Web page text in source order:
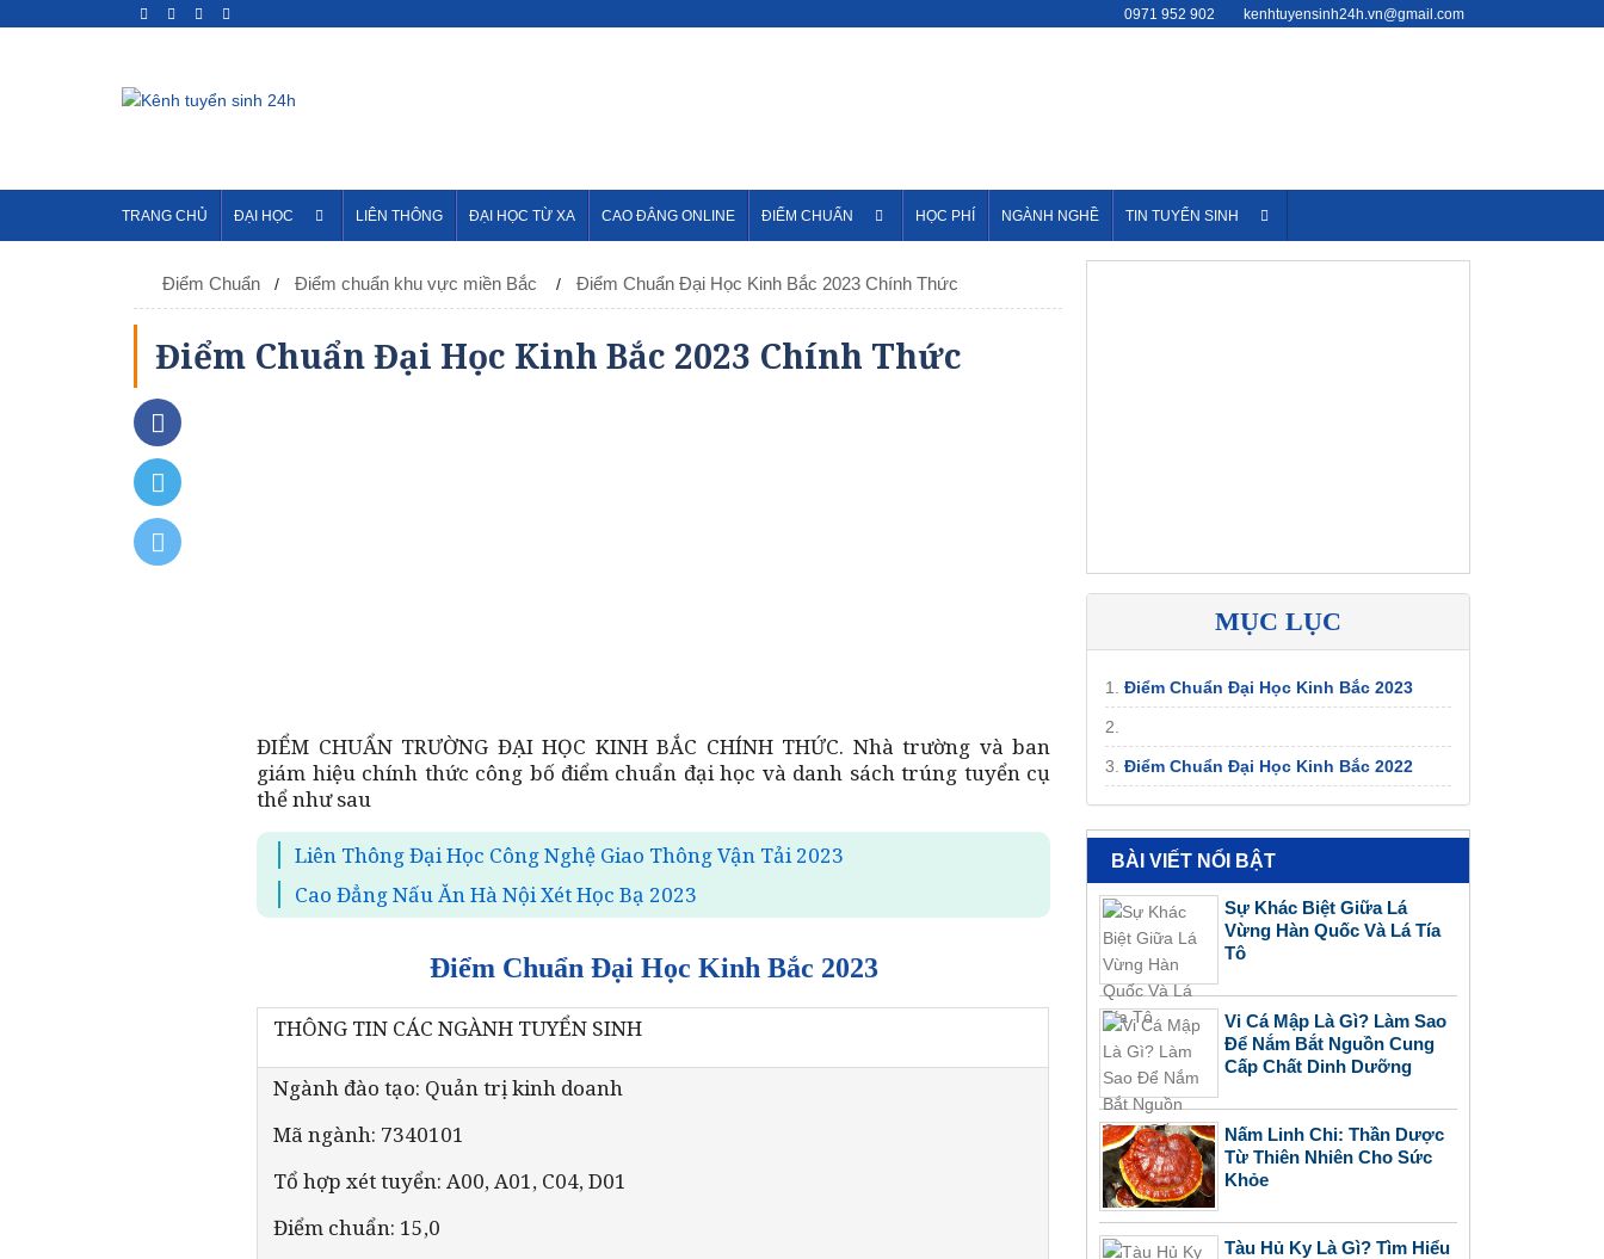
0971 952 902 kenhtuyensinh24h.vn@gmail.com
TRANG CHỦ ĐẠI HỌC LIÊN THÔNG ĐẠI HỌC TỪ XA CAO ĐẲNG ONLINE ĐIỂM CHUẨN HỌC PHÍ NGÀNH NGHỀ TIN TUYỂN SINH
Điểm Chuẩn Điểm chuẩn khu vực miền Bắc Điểm Chuẩn Đại Học Kinh Bắc 2023 Chính Thức
Điểm Chuẩn Đại Học Kinh Bắc 2023 Chính Thức
ĐIỂM CHUẨN TRƯỜNG ĐẠI HỌC KINH BẮC CHÍNH THỨC. Nhà trường và ban
giám hiệu chính thức công bố điểm chuẩn đại học và danh sách trúng tuyển cụ
thể như sau
Liên Thông Đại Học Công Nghệ Giao Thông Vận Tải 2023
Cao Đẳng Nấu Ăn Hà Nội Xét Học Bạ 2023
Điểm Chuẩn Đại Học Kinh Bắc 2023
THÔNG TIN CÁC NGÀNH TUYỂN SINH
Ngành đào tạo: Quản trị kinh doanh
Mã ngành: 7340101
Tổ hợp xét tuyển: A00, A01, C04, D01
Điểm chuẩn: 15,0
MỤC LỤC
1. Điểm Chuẩn Đại Học Kinh Bắc 2023
2.
3. Điểm Chuẩn Đại Học Kinh Bắc 2022
BÀI VIẾT NỔI BẬT
Sự Khác Biệt Giữa Lá
Vừng Hàn Quốc Và Lá Tía
Tô
Vi Cá Mập Là Gì? Làm Sao
Để Nắm Bắt Nguồn Cung
Cấp Chất Dinh Dưỡng
Nấm Linh Chi: Thần Dược
Từ Thiên Nhiên Cho Sức
Khỏe
Tàu Hủ Ky Là Gì? Tìm Hiểu